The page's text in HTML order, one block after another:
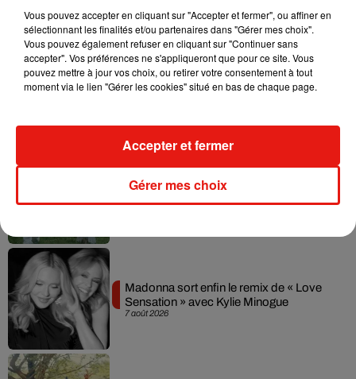
directement la redevance par le biais de son Smartphone ou
de sa carte bancaire (si elle possède l’option sans contact).
Musique
7 août 2026
Julien Lieb s’essaye à la vie de chatelain
7 août 2026
Madonna sort enfin le remix de « Love
Sensation » avec Kylie Minogue
Vous pouvez accepter en cliquant sur "Accepter et fermer", ou affiner en
sélectionnant les finalités et/ou partenaires dans "Gérer mes choix".
Vous pouvez également refuser en cliquant sur "Continuer sans
accepter". Vos préférences ne s'appliqueront que pour ce site. Vous
pouvez mettre à jour vos choix, ou retirer votre consentement à tout
moment via le lien "Gérer les cookies" situé en bas de chaque page.
Gérer mes choix
Accepter et fermer